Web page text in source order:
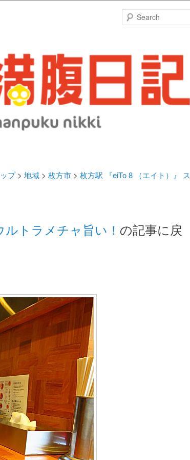
・
！
プ> 地域> 枚方市> 枚方駅 『eiTo 8 （エイト）』 ス
トラメチャ旨い！ の記事に戻